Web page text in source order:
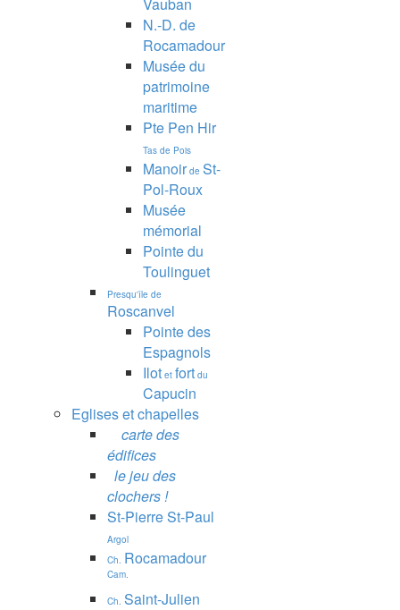
N.-D. de
Rocamadour
Musée du
patrimoine
maritime
Pte Pen Hir
Tas de Pois
Manoir de St-
Pol-Roux
Musée
mémorial
Pointe du
Toulinguet
Presqu'île de
Roscanvel
Pointe des
Espagnols
Ilot et fort du
Capucin
Eglises et chapelles
carte des
édifices
le jeu des
clochers !
St-Pierre St-Paul
Argol
Ch. Rocamadour
Cam.
Ch. Saint-Julien